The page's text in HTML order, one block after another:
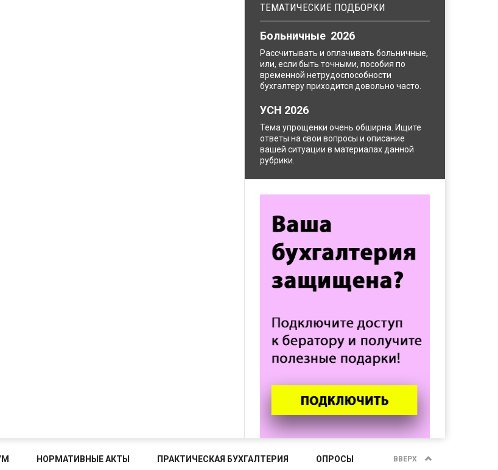
ТЕМАТИЧЕСКИЕ ПОДБОРКИ
Больничные 2026
Рассчитывать и оплачивать больничные,
или, если быть точными, пособия по
временной нетрудоспособности
бухгалтеру приходится довольно часто.
УСН 2026
Тема упрощенки очень обширна. Ищите
ответы на свои вопросы и описание
вашей ситуации в материалах данной
рубрики.
НОРМАТИВНЫЕ АКТЫ ПРАКТИЧЕСКАЯ БУХГАЛТЕРИЯ ОПРОСЫ ВВЕРХ